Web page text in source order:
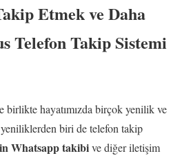
Etmek ve Daha
Telefon Takip Sistemi
hayatımızda birçok yenilik ve
biri de telefon takip
Whatsapp takibive diğer iletişim